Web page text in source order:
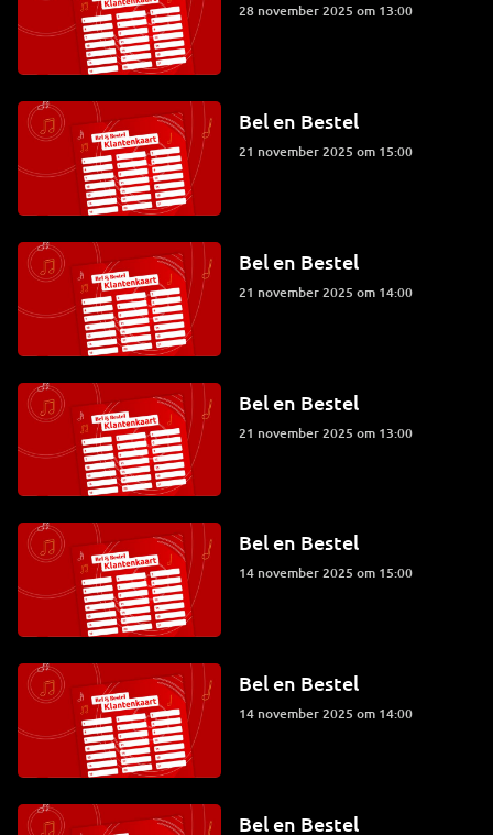
28 november 2025 om 13:00
Bel en Bestel
21 november 2025 om 15:00
Bel en Bestel
21 november 2025 om 14:00
Bel en Bestel
21 november 2025 om 13:00
Bel en Bestel
14 november 2025 om 15:00
Bel en Bestel
14 november 2025 om 14:00
Bel en Bestel